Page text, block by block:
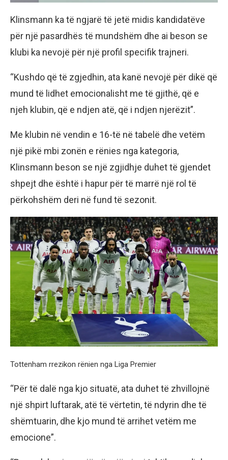
Klinsmann ka të ngjarë të jetë midis kandidatëve
për një pasardhës të mundshëm dhe ai beson se
klubi ka nevojë për një profil specifik trajneri.
“Kushdo që të zgjedhin, ata kanë nevojë për dikë që
mund të lidhet emocionalisht me të gjithë, që e
njeh klubin, që e ndjen atë, që i ndjen njerëzit”.
Me klubin në vendin e 16-të në tabelë dhe vetëm
një pikë mbi zonën e rënies nga kategoria,
Klinsmann beson se një zgjidhje duhet të gjendet
shpejt dhe është i hapur për të marrë një rol të
përkohshëm deri në fund të sezonit.
Tottenham rrezikon rënien nga Liga Premier
“Për të dalë nga kjo situatë, ata duhet të zhvillojnë
një shpirt luftarak, atë të vërtetin, të ndyrin dhe të
shëmtuarin, dhe kjo mund të arrihet vetëm me
emocione”.